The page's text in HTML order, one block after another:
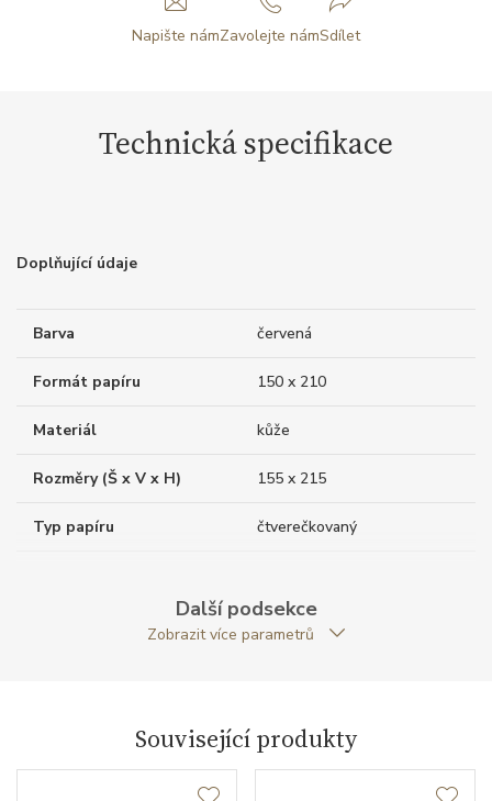
Napište námZavolejte námSdílet
Technická specifikace
Doplňující údaje
Barva červená
Formát papíru 150 x 210
Materiál kůže
Rozměry (Š x V x H) 155 x 215
Typ papíru čtverečkovaný
Core Lines
Další podsekce
Zobrazit více parametrů
Související produkty